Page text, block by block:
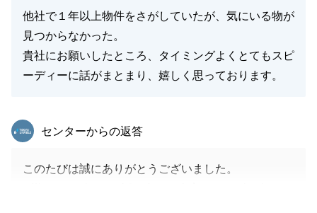
他社で１年以上物件をさがしていたが、気にいる物が
見つからなかった。
貴社にお願いしたところ、タイミングよくとてもスピ
ーディーに話がまとまり、嬉しく思っております。
東急リバブル
センターからの返答
このたびは誠にありがとうございました。